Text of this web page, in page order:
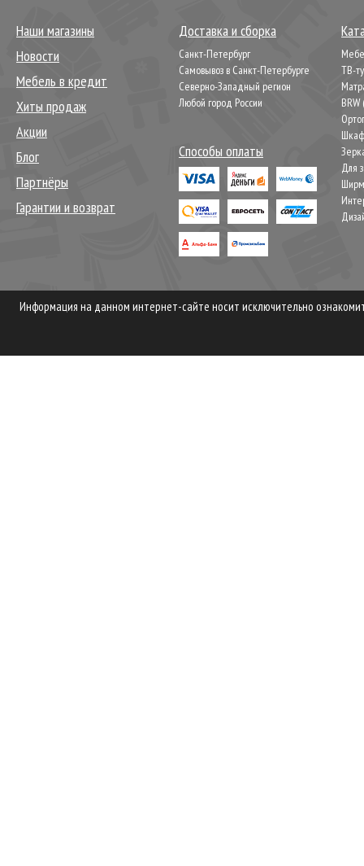
Наши магазины
Новости
Мебель в кредит
Хиты продаж
Акции
Блог
Партнёры
Гарантии и возврат
Доставка и сборка
Санкт-Петербург
Самовывоз в Санкт-Петербурге
Северно-Западный регион
Любой город России
Способы оплаты
ТВ-
Для
Информация на данном интернет-сайте носит исключительно